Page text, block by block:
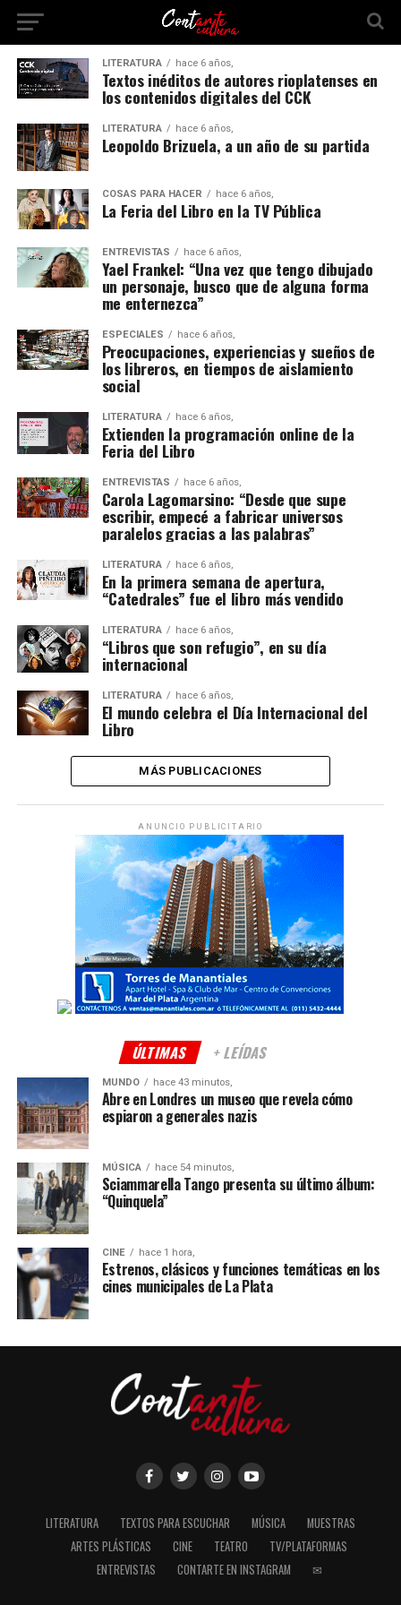
LITERATURA hace 6 años,
Textos inéditos de autores rioplatenses en
los contenidos digitales del CCK
LITERATURA hace 6 años,
Leopoldo Brizuela, a un año de su partida
COSAS PARA HACER hace 6 años,
La Feria del Libro en la TV Pública
ENTREVISTAS hace 6 años,
Yael Frankel: “Una vez que tengo dibujado
un personaje, busco que de alguna forma
me enternezca”
ESPECIALES hace 6 años,
Preocupaciones, experiencias y sueños de
los libreros, en tiempos de aislamiento
social
LITERATURA hace 6 años,
Extienden la programación online de la
Feria del Libro
ENTREVISTAS hace 6 años,
Carola Lagomarsino: “Desde que supe
escribir, empecé a fabricar universos
paralelos gracias a las palabras”
LITERATURA hace 6 años,
En la primera semana de apertura,
“Catedrales” fue el libro más vendido
LITERATURA hace 6 años,
“Libros que son refugio”, en su día
internacional
LITERATURA hace 6 años,
El mundo celebra el Día Internacional del
Libro
MÁS PUBLICACIONES
ANUNCIO PUBLICITARIO
ÚLTIMAS + LEÍDAS
MUNDO hace 43 minutos,
Abre en Londres un museo que revela cómo
espiaron a generales nazis
MÚSICA hace 54 minutos,
Sciammarella Tango presenta su último álbum:
“Quinquela”
CINE hace 1 hora,
Estrenos, clásicos y funciones temáticas en los
cines municipales de La Plata
LITERATURA TEXTOS PARA ESCUCHAR MÚSICA
MUESTRAS
ARTES PLÁSTICAS
CINE TEATRO
TV/PLATAFORMAS
ENTREVISTAS
CONTARTE EN INSTAGRAM ✉